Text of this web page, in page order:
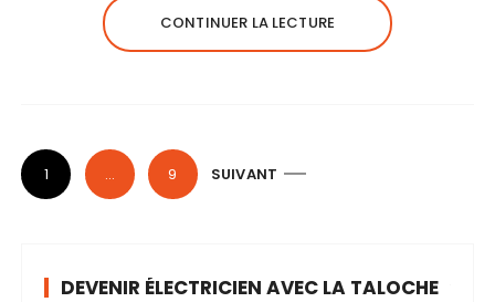
CONTINUER LA LECTURE
P
a
1 … 9 SUIVANT
DEVENIR ÉLECTRICIEN AVEC LA TALOCHE